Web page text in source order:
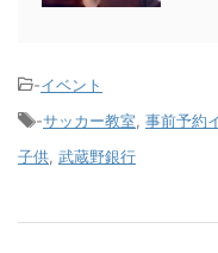
-イベント
-サッカー教室 事前予約
子供 武蔵野銀行